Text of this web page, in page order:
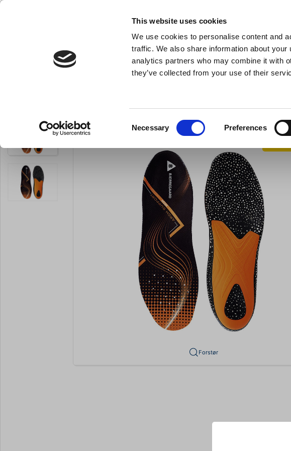
This website uses cookies
We use cookies to personalise content and
traffic. We also share information about
analytics partners who may combine it with
they’ve collected from your use of their
Necessary Preferences
- Køkkenudstyr til professionelle og entusiaster
Køkkenredskaber Gryder & Pander
OUTLET
Forstør